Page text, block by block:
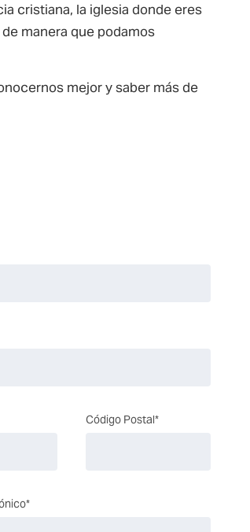
cristiana, la iglesia donde eres
manera que podamos
mejor y saber más de
Código Postal*